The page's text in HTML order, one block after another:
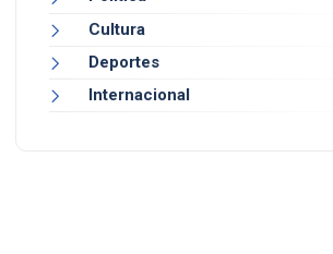
Cultura
Deportes
Internacional